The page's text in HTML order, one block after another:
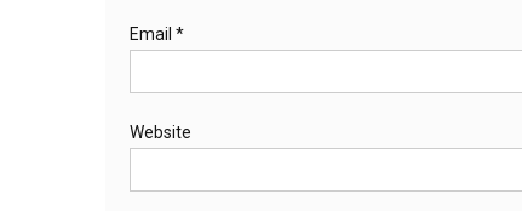
Email *
Website